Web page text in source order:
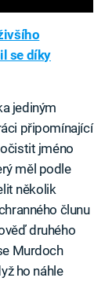
se díky
jediným
připomínající
jméno
měl podle
několik
člunu
druhého
Murdoch
ho náhle